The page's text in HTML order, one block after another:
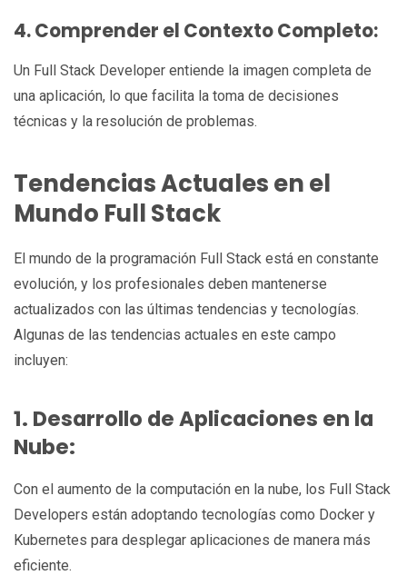
4. Comprender el Contexto Completo:
Un Full Stack Developer entiende la imagen completa de
una aplicación, lo que facilita la toma de decisiones
técnicas y la resolución de problemas.
Tendencias Actuales en el
Mundo Full Stack
El mundo de la programación Full Stack está en constante
evolución, y los profesionales deben mantenerse
actualizados con las últimas tendencias y tecnologías.
Algunas de las tendencias actuales en este campo
incluyen:
1. Desarrollo de Aplicaciones en la
Nube:
Con el aumento de la computación en la nube, los Full Stack
Developers están adoptando tecnologías como Docker y
Kubernetes para desplegar aplicaciones de manera más
eficiente.